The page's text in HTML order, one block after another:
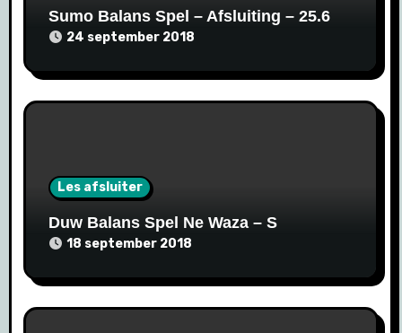
Sumo Balans Spel – Afsluiting – 25.6
24 september 2018
Les afsluiter
Duw Balans Spel Ne Waza – S
18 september 2018